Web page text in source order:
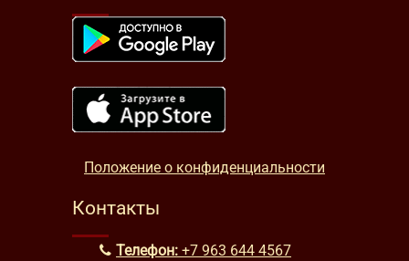
Положение о конфиденциальности
Контакты
Телефон: +7 963 644 4567